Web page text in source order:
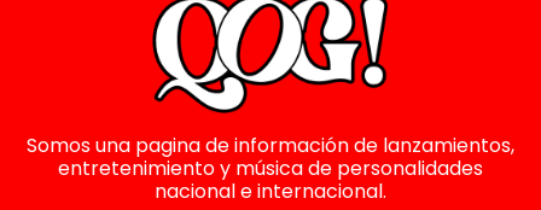
Somos una pagina de información de lanzamientos,
entretenimiento y música de personalidades
nacional e internacional.